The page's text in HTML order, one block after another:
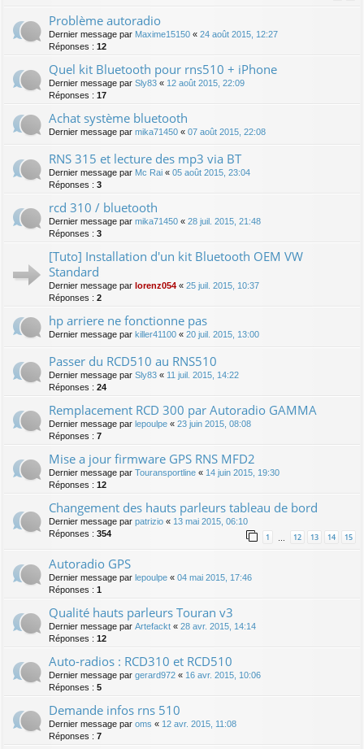
Problème autoradio
Dernier message par Maxime15150 « 24 août 2015, 12:27
Réponses : 12
Quel kit Bluetooth pour rns510 + iPhone
Dernier message par Sly83 « 12 août 2015, 22:09
Réponses : 17
Achat système bluetooth
Dernier message par mika71450 « 07 août 2015, 22:08
RNS 315 et lecture des mp3 via BT
Dernier message par Mc Rai « 05 août 2015, 23:04
Réponses : 3
rcd 310 / bluetooth
Dernier message par mika71450 « 28 juil. 2015, 21:48
Réponses : 3
[Tuto] Installation d'un kit Bluetooth OEM VW
Standard
Dernier message par lorenz054 « 25 juil. 2015, 10:37
Réponses : 2
hp arriere ne fonctionne pas
Dernier message par killer41100 « 20 juil. 2015, 13:00
Passer du RCD510 au RNS510
Dernier message par Sly83 « 11 juil. 2015, 14:22
Réponses : 24
Remplacement RCD 300 par Autoradio GAMMA
Dernier message par lepoulpe « 23 juin 2015, 08:08
Réponses : 7
Mise a jour firmware GPS RNS MFD2
Dernier message par Touransportline « 14 juin 2015, 19:30
Réponses : 12
Changement des hauts parleurs tableau de bord
Dernier message par patrizio « 13 mai 2015, 06:10
Réponses : 354 1 12 13 14 15
Autoradio GPS
Dernier message par lepoulpe « 04 mai 2015, 17:46
Réponses : 1
Qualité hauts parleurs Touran v3
Dernier message par Artefackt « 28 avr. 2015, 14:14
Réponses : 12
Auto-radios : RCD310 et RCD510
Dernier message par gerard972 « 16 avr. 2015, 10:06
Réponses : 5
Demande infos rns 510
Dernier message par oms « 12 avr. 2015, 11:08
Réponses : 7